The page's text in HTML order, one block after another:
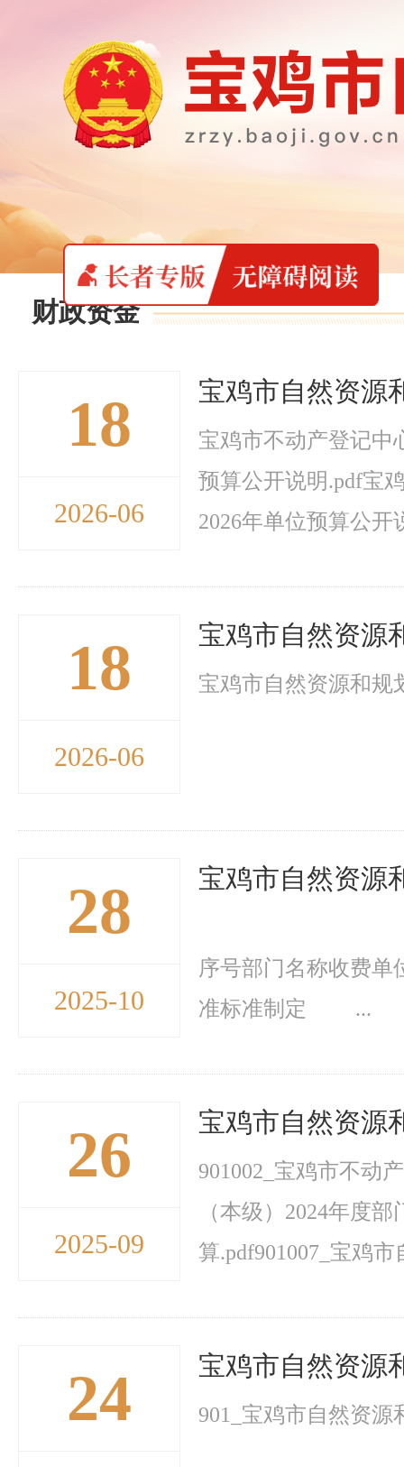
财政资金
18
2026-06
宝鸡市自然资源
宝鸡市不动产登记中
预算公开说明.pdf宝
2026年单位预算公开
18
2026-06
宝鸡市自然资源
宝鸡市自然资源和规
28
2025-10
宝鸡市自然资源
序号部门名称收费
准标准制定 ...
26
2025-09
宝鸡市自然资源
901002_宝鸡市不动
（本级）2024年度
算.pdf901007_宝鸡
24 宝鸡市自然资源
901_宝鸡市自然资源